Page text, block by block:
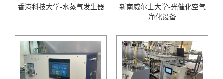
香港科技大学-水蒸气发生器
新南威尔士大学-光催化空气
净化设备